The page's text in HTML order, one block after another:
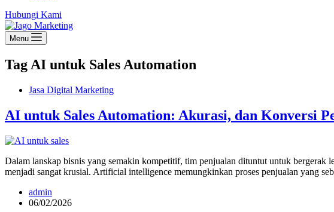
Hubungi Kami
Menu
Tag AI untuk Sales Automation
Jasa Digital Marketing
AI untuk Sales Automation: Akurasi, dan Konversi
Dalam lanskap bisnis yang semakin kompetitif, tim penjualan dituntut untuk bergerak
menjadi sangat krusial. Artificial intelligence memungkinkan proses penjualan yang
admin
06/02/2026